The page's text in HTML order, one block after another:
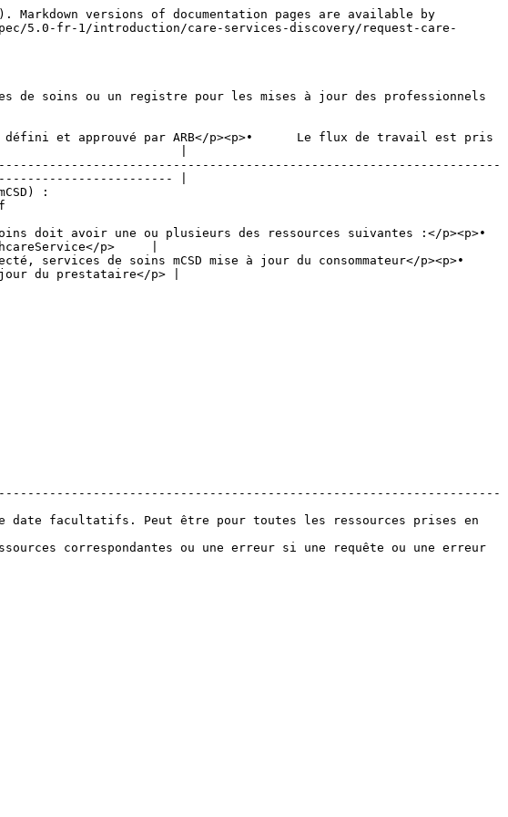
versions of documentation pages are available by
5.0-fr-1/introduction/care-services-discovery/request-care-
soins ou un registre pour les mises à jour des professionnels
et approuvé par ARB</p><p>•      Le flux de travail est pris
|
|
:
avoir une ou plusieurs des ressources suivantes :</p><p>•
p>     |
de soins mCSD mise à jour du consommateur</p><p>•
jour du prestataire</p> |
date facultatifs. Peut être pour toutes les ressources prises en
correspondantes ou une erreur si une requête ou une erreur